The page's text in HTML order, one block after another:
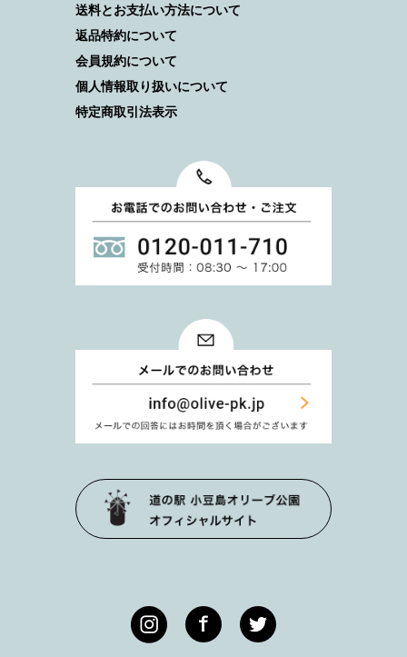
送料とお支払い方法について
返品特約について
会員規約について
個人情報取り扱いについて
特定商取引法表示